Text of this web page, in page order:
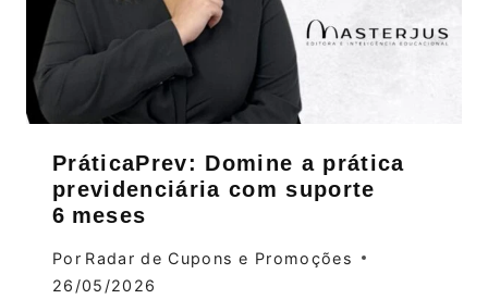
PráticaPrev: Domine a prática
previdenciária com suporte
6 meses
Por Radar de Cupons e Promoções
26/05/2026